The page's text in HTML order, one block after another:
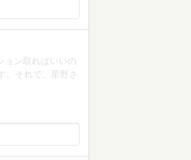
ョン取ればいいの
。それで、星野さ